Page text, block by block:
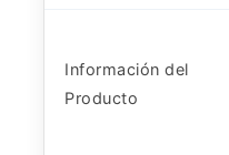
Información del
Producto